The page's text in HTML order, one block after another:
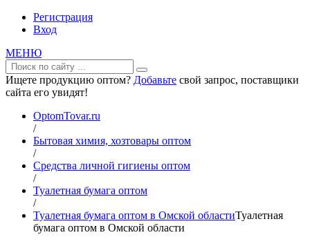
Регистрация
Вход
МЕНЮ
Ищете продукцию оптом? Добавьте свой запрос, поставщики
сайта его увидят!
OptomTovar.ru
/
Бытовая химия, хозтовары оптом
/
Средства личной гигиены оптом
/
Туалетная бумага оптом
/
Туалетная бумага оптом в Омской областиТуалетная
бумага оптом в Омской области